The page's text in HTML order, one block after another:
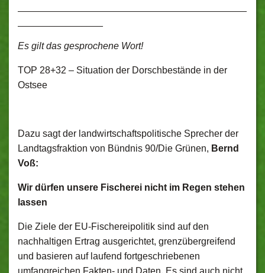
Es gilt das gesprochene Wort!
TOP 28+32 – Situation der Dorschbestände in der
Ostsee
Dazu sagt der landwirtschaftspolitische Sprecher der
Landtagsfraktion von Bündnis 90/Die Grünen, Bernd
Voß:
Wir dürfen unsere Fischerei nicht im Regen stehen
lassen
Die Ziele der EU-Fischereipolitik sind auf den
nachhaltigen Ertrag ausgerichtet, grenzübergreifend
und basieren auf laufend fortgeschriebenen
umfangreichen Fakten- und Daten. Es sind auch nicht